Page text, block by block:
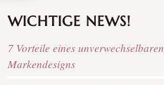
WICHTIGE NEWS!
7 Vorteile eines unverwechselbaren
Markendesigns